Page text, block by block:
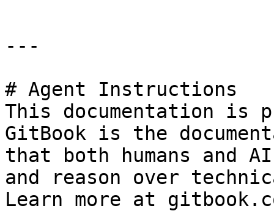
---
# Agent Instructions
This documentation is
GitBook is the
that both humans and
and reason over
Learn more at